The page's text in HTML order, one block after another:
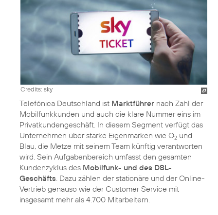
Credits: sky
Telefónica Deutschland ist Marktführer nach Zahl der
Mobilfunkkunden und auch die klare Nummer eins im
Privatkundengeschäft. In diesem Segment verfügt das
Unternehmen über starke Eigenmarken wie O2 und
Blau, die Metze mit seinem Team künftig verantworten
wird. Sein Aufgabenbereich umfasst den gesamten
Kundenzyklus des Mobilfunk- und des DSL-
Geschäfts. Dazu zählen der stationäre und der Online-
Vertrieb genauso wie der Customer Service mit
insgesamt mehr als 4.700 Mitarbeitern.